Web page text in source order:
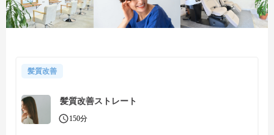
髪質改善
髪質改善ストレート
150分